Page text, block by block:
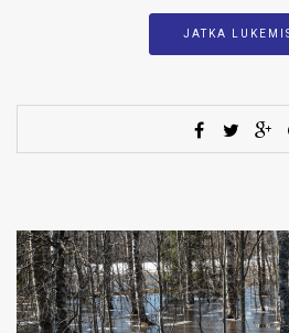
JATKA